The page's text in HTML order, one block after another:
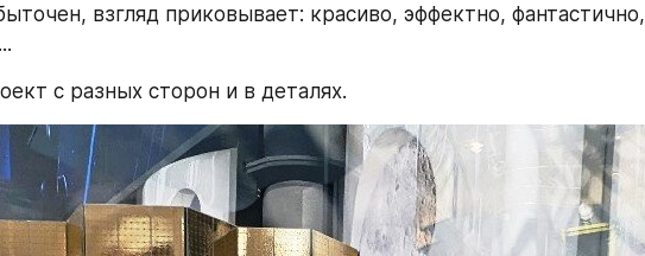
взгляд приковывает: красиво, эффектно, фантастично,
с разных сторон и в деталях.